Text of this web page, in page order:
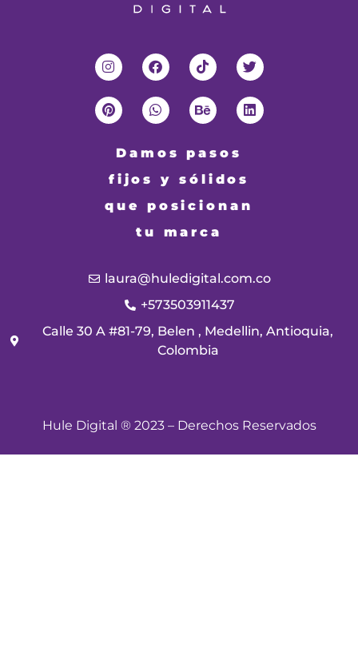
Damos pasos
fijos y sólidos
que posicionan
tu marca
laura@huledigital.com.co
+573503911437
Calle 30 A #81-79, Belen , Medellin, Antioquia,
Colombia
Hule Digital ® 2023 – Derechos Reservados